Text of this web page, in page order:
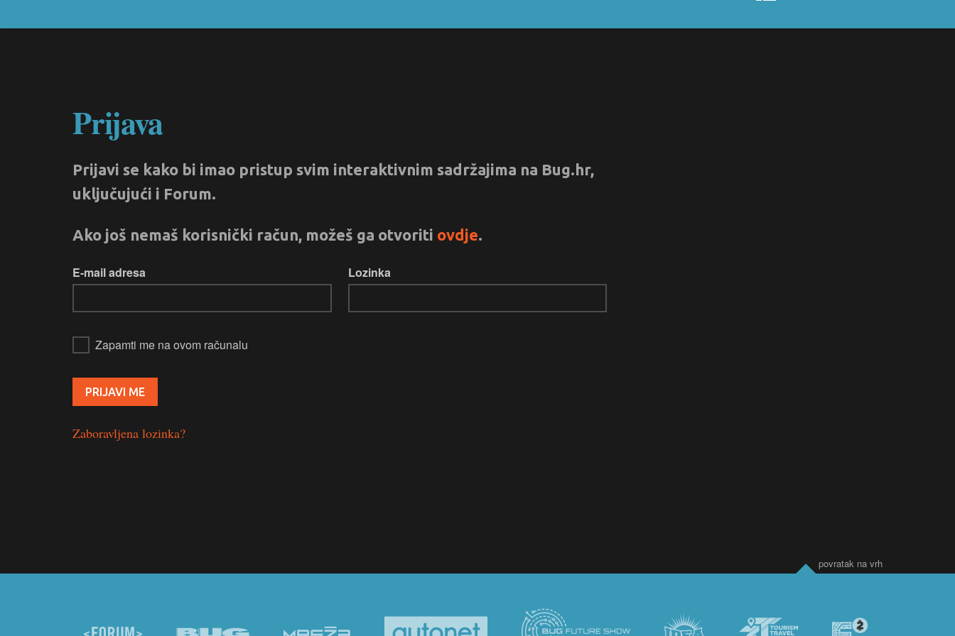
Prijava
Prijavi se kako bi imao pristup svim interaktivnim sadržajima na Bug.hr,
uključujući i Forum.
Ako još nemaš korisnički račun, možeš ga otvoriti ovdje.
E-mail adresa Lozinka
Zapamti me na ovom računalu
Zaboravljena lozinka?
povratak na vrh